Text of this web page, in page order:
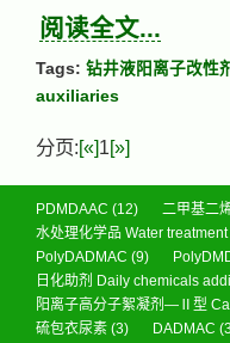
阅读全文...
Tags: 钻井液阳离子改
auxiliaries
分页:[«]1[»]
PDMDAAC (12)
二甲基二
水处理化学品 Water
PolyDADMAC (9)
日化助剂 Daily chemicals
阳离子高分子絮凝剂—Ⅱ型
硫包衣尿素 (3) DADMAC